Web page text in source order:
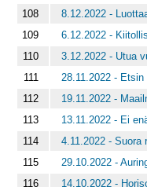
108
8.12.2022 -
109
6.12.2022 -
110
3.12.2022 - Utua
111
28.11.2022 -
112
19.11.2022 -
113
13.11.2022 - Ei
114
4.11.2022 - Suora
115
29.10.2022 -
116
14.10.2022 -